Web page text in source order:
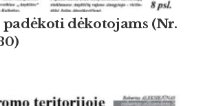
padėkoti dėkotojams (Nr.